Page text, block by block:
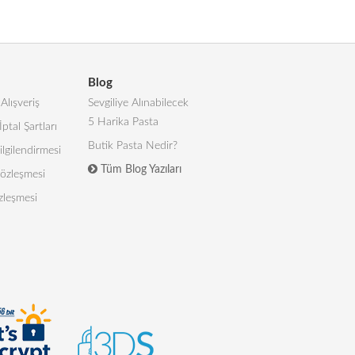
Şartları
Blog
Sevgiliye Alınabilecek
5 Harika Pasta
Butik Pasta Nedir?
Tüm Blog Yazıları